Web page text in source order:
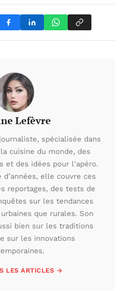
Lefèvre
spécialisée dans
cuisine du monde, des
et des idées pour l'apéro.
d’années, elle couvre ces
reportages, des tests de
sur les tendances
que rurales. Son
bien sur les traditions
sur les innovations
LES ARTICLES →